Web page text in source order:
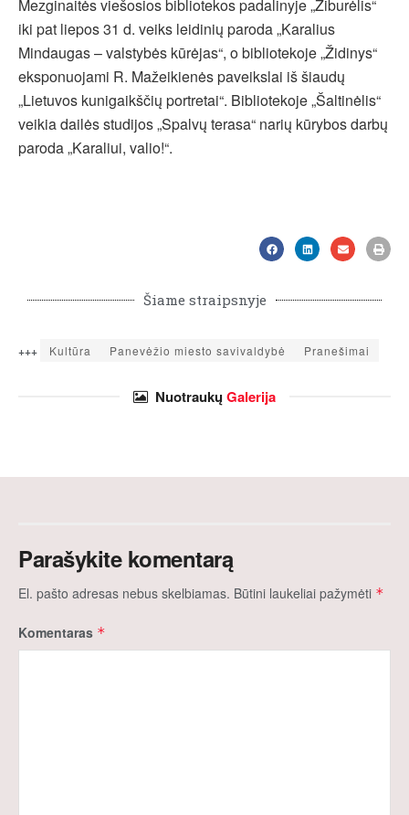
Mezginaitės viešosios bibliotekos padalinyje „Žiburėlis“
iki pat liepos 31 d. veiks leidinių paroda „Karalius
Mindaugas – valstybės kūrėjas“, o bibliotekoje „Židinys“
eksponuojami R. Mažeikienės paveikslai iš šiaudų
„Lietuvos kunigaikščių portretai“. Bibliotekoje „Šaltinėlis“
veikia dailės studijos „Spalvų terasa“ narių kūrybos darbų
paroda „Karaliui, valio!“.
Šiame straipsnyje
+++ Kultūra Panevėžio miesto savivaldybė Pranešimai
NuotraukųGalerija
Parašykite komentarą
El. pašto adresas nebus skelbiamas. Būtini laukeliai pažymėti *
Komentaras *